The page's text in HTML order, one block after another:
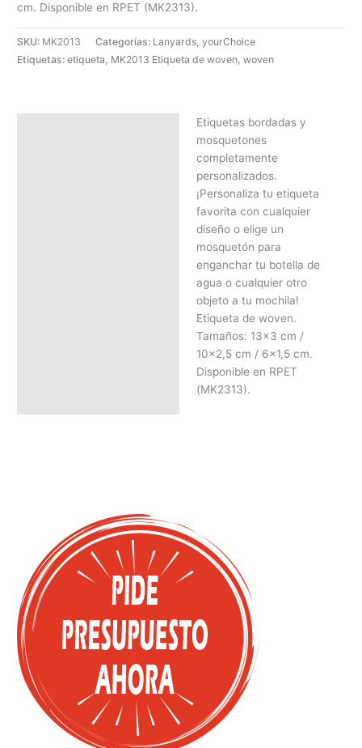
cm. Disponible en RPET (MK2313).
SKU: MK2013 Categorías: Lanyards,yourChoice
Etiquetas:etiqueta, MK2013 Etiqueta de woven,woven
Etiquetas bordadas y
mosquetones
completamente
personalizados.
¡Personaliza tu etiqueta
favorita con cualquier
diseño o elige un
mosquetón para
enganchar tu botella de
agua o cualquier otro
objeto a tu mochila!
Etiqueta de woven.
Tamaños: 13×3 cm /
10×2,5 cm / 6×1,5 cm.
Disponible en RPET
(MK2313).